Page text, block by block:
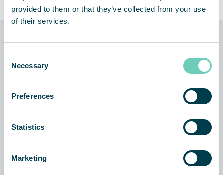
provided to them or that they’ve collected from your use
of their services.
Selection
Necessary
Preferences
Statistics
Marketing
Relaterade nyheter och
ARTIKEL